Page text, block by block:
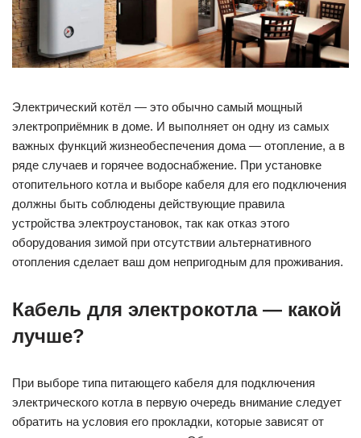
Электрический котёл — это обычно самый мощный
электроприёмник в доме. И выполняет он одну из самых
важных функций жизнеобеспечения дома — отопление, а в
ряде случаев и горячее водоснабжение. При установке
отопительного котла и выборе кабеля для его подключения
должны быть соблюдены действующие правила
устройства электроустановок, так как отказ этого
оборудования зимой при отсутствии альтернативного
отопления сделает ваш дом непригодным для проживания.
Кабель для электрокотла — какой
лучше?
При выборе типа питающего кабеля для подключения
электрического котла в первую очередь внимание следует
обратить на условия его прокладки, которые зависят от